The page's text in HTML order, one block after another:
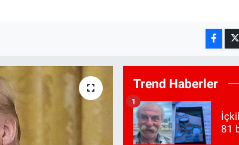
Trend Haberler
81
1